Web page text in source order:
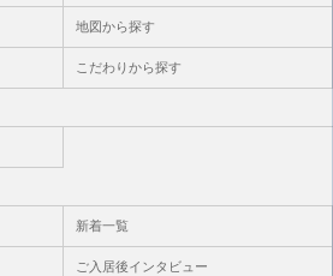
地図から探す
こだわりから探す
新着一覧
ご入居後インタビュー